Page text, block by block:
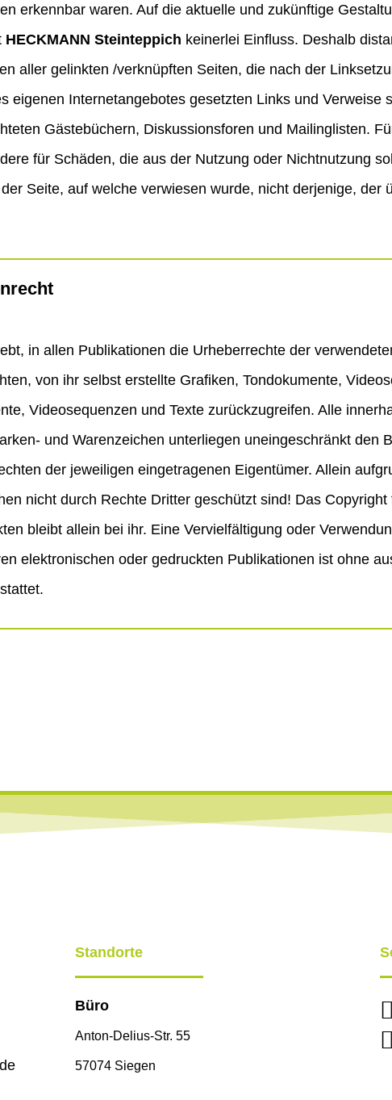
erkennbar waren. Auf die aktuelle und zukünftige
HECKMANN Steinteppich keinerlei Einfluss. Deshalb
aller gelinkten /verknüpften Seiten, die nach der
eigenen Internetangebotes gesetzten Links und Verweise
Gästebüchern, Diskussionsforen und Mailinglisten.
für Schäden, die aus der Nutzung oder Nichtnutzung
Seite, auf welche verwiesen wurde, nicht derjenige, der
in allen Publikationen die Urheberrechte der
von ihr selbst erstellte Grafiken, Tondokumente,
Videosequenzen und Texte zurückzugreifen. Alle
und Warenzeichen unterliegen uneingeschränkt den
der jeweiligen eingetragenen Eigentümer. Allein
nicht durch Rechte Dritter geschützt sind! Das
bleibt allein bei ihr. Eine Vervielfältigung oder
elektronischen oder gedruckten Publikationen ist ohne
Standorte
Büro
Anton-Delius-Str. 55
57074 Siegen

